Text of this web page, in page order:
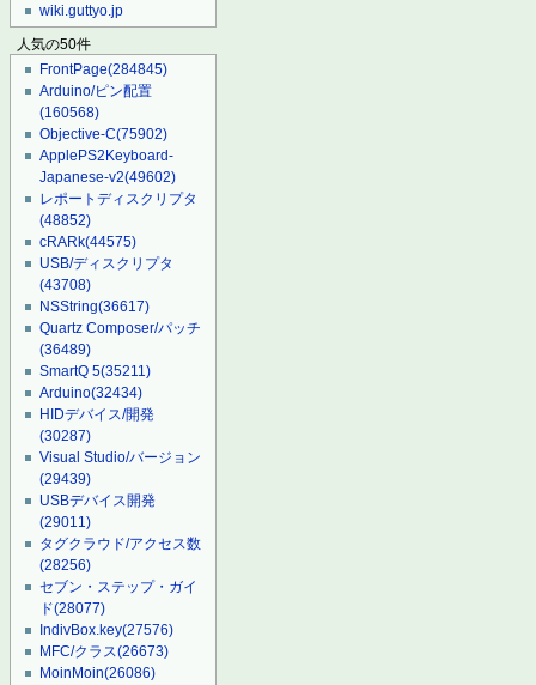
wiki.guttyo.jp
人気の50件
FrontPage(284845)
Arduino/ピン配置
(160568)
Objective-C(75902)
ApplePS2Keyboard-
Japanese-v2(49602)
レポートディスクリプタ
(48852)
cRARk(44575)
USB/ディスクリプタ
(43708)
NSString(36617)
Quartz Composer/パッチ
(36489)
SmartQ 5(35211)
Arduino(32434)
HIDデバイス/開発
(30287)
Visual Studio/バージョン
(29439)
USBデバイス開発
(29011)
タグクラウド/アクセス数
(28256)
セブン・ステップ・ガイ
ド(28077)
IndivBox.key(27576)
MFC/クラス(26673)
MoinMoin(26086)